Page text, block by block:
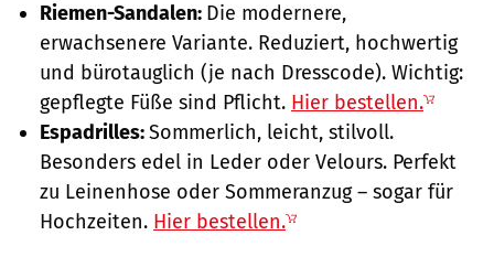
Riemen-Sandalen: Die modernere,
erwachsenere Variante. Reduziert, hochwertig
und bürotauglich (je nach Dresscode). Wichtig:
gepflegte Füße sind Pflicht. Hier bestellen.
Espadrilles:Sommerlich, leicht, stilvoll.
Besonders edel in Leder oder Velours. Perfekt
zu Leinenhose oder Sommeranzug – sogar für
Hochzeiten. Hier bestellen.